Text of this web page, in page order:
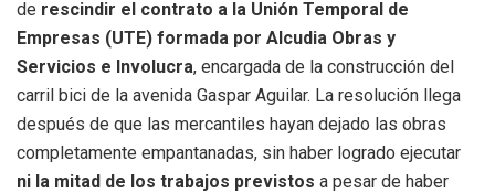
de rescindir el contrato a la Unión Temporal de
Empresas (UTE) formada por Alcudia Obras y
Servicios e Involucra, encargada de la construcción del
carril bici de la avenida Gaspar Aguilar. La resolución llega
después de que las mercantiles hayan dejado las obras
completamente empantanadas, sin haber logrado ejecutar
ni la mitad de los trabajos previstos a pesar de haber